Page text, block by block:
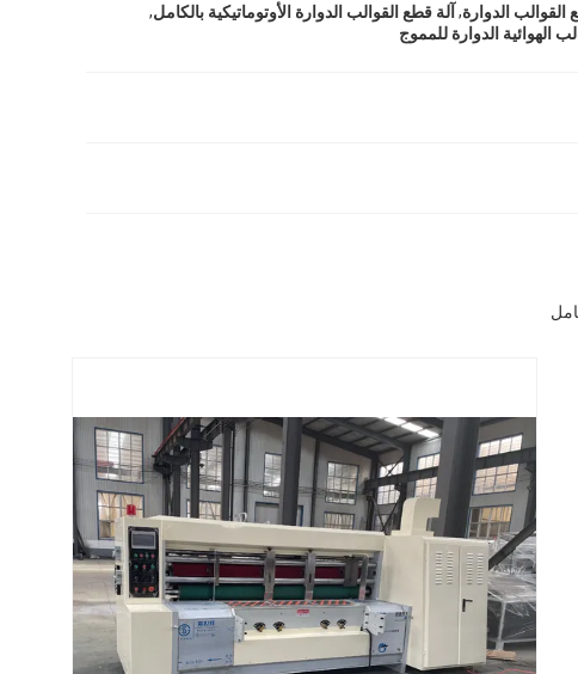
, آلة قطع القوالب الدوارة الأوتوماتيكية بالكامل,
الهوائية الدوارة للمموج